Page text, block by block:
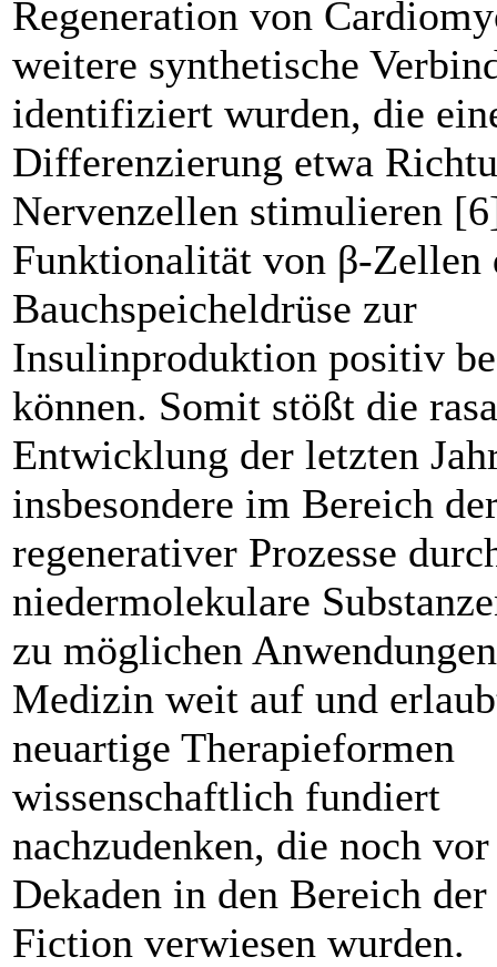
Regeneration von
weitere synthetische
identifiziert wurden, die
Differenzierung etwa
Nervenzellen stimulieren
Funktionalität von β-Zellen
Bauchspeicheldrüse zur
Insulinproduktion positiv
können. Somit stößt die
Entwicklung der letzten
insbesondere im Bereich
regenerativer Prozesse
niedermolekulare
zu möglichen
Medizin weit auf und
neuartige Therapieformen
wissenschaftlich fundiert
nachzudenken, die noch
Dekaden in den Bereich
Fiction verwiesen wurden.